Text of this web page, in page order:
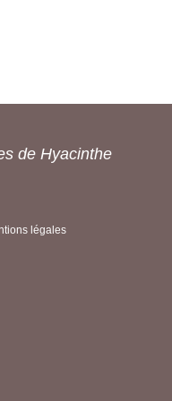
de Hyacinthe
légales